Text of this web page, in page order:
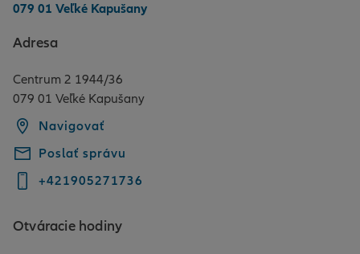
079 01 Veľké Kapušany
Adresa
Centrum 2 1944/36
079 01 Veľké Kapušany
Navigovať
Poslať správu
+421905271736
Otváracie hodiny